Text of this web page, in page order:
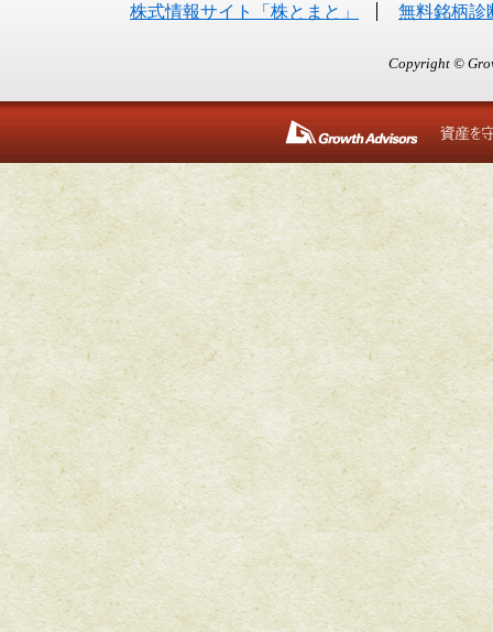
株式情報サイト「株とまと」 無料銘柄診
Copyright ©